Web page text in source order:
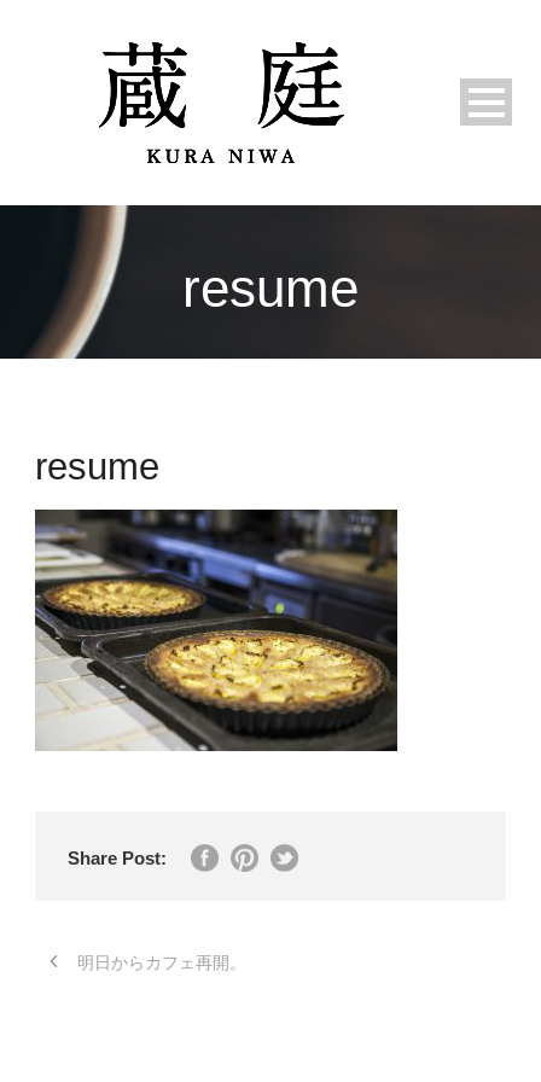
resume
resume
Share Post:
明日からカフェ再開。